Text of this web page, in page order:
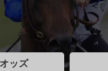
オッズ